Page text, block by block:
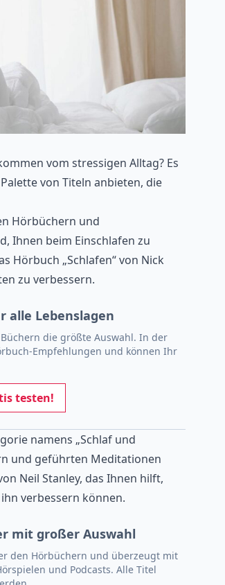
vom stressigen Alltag? Es
von Titeln anbieten, die
Hörbüchern und
Ihnen beim Einschlafen zu
Hörbuch „Schlafen“ von Nick
zu verbessern.
alle Lebenslagen
die größte Auswahl. In der
Empfehlungen und können Ihr
testen!
namens „Schlaf und
und geführten Meditationen
Neil Stanley, das Ihnen hilft,
verbessern können.
mit großer Auswahl
den Hörbüchern und überzeugt mit
und Podcasts. Alle Titel